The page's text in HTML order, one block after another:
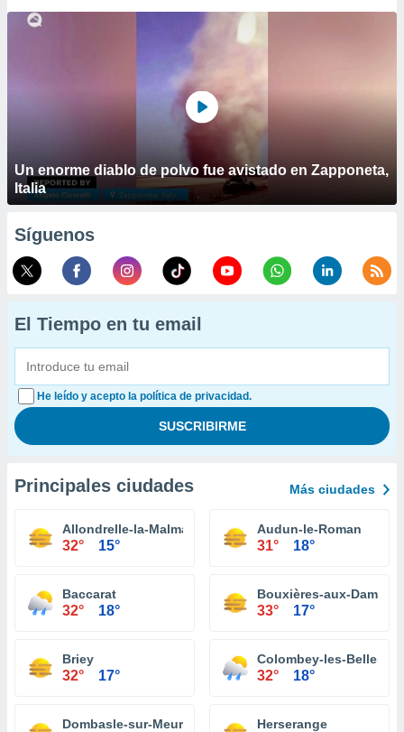
Un enorme diablo de polvo fue avistado en Zapponeta,
Italia
Síguenos
El Tiempo en tu email
He leído y acepto la política de privacidad.
Principales ciudades Más ciudades
Allondrelle-la-Malmaison
32° 15°
Audun-le-Roman
31° 18°
Baccarat
32° 18°
Bouxières-aux-Dames
33° 17°
Briey
32° 17°
Colombey-les-Belles
32° 18°
Dombasle-sur-Meurthe Herserange